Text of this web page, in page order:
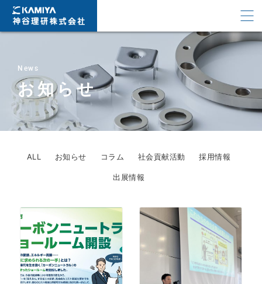
News
お知らせ
ALL お知らせ コラム 社会貢献活動 採用情報
出展情報